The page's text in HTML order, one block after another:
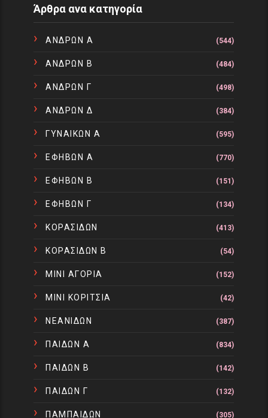
Άρθρα ανα κατηγορία
ΑΝΔΡΩΝ Α (544)
ΑΝΔΡΩΝ Β (484)
ΑΝΔΡΩΝ Γ (498)
ΑΝΔΡΩΝ Δ (384)
ΓΥΝΑΙΚΩΝ Α (595)
ΕΦΗΒΩΝ Α (770)
ΕΦΗΒΩΝ Β (151)
ΕΦΗΒΩΝ Γ (134)
ΚΟΡΑΣΙΔΩΝ (413)
ΚΟΡΑΣΙΔΩΝ Β (54)
ΜΙΝΙ ΑΓΟΡΙΑ (152)
ΜΙΝΙ ΚΟΡΙΤΣΙΑ (42)
ΝΕΑΝΙΔΩΝ (387)
ΠΑΙΔΩΝ Α (834)
ΠΑΙΔΩΝ Β (142)
ΠΑΙΔΩΝ Γ (132)
ΠΑΜΠΑΙΔΩΝ (305)